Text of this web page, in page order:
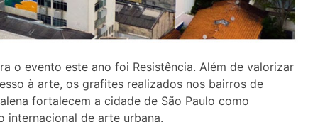
o evento este ano foi Resistência. Além de valorizar
à arte, os grafites realizados nos bairros de
fortalecem a cidade de São Paulo como
internacional de arte urbana.